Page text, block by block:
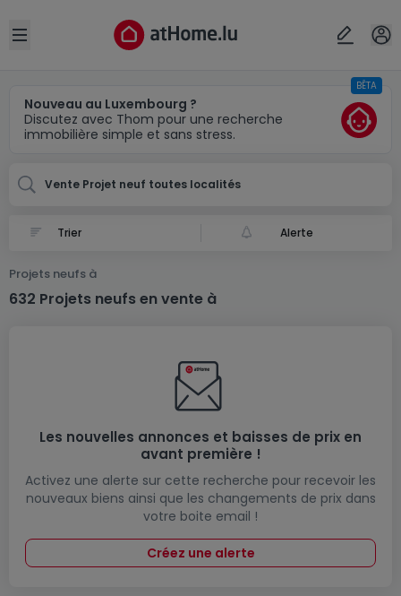
Open sidebar
Nouveau au Luxembourg ?
Discutez avec Thom pour une recherche
immobilière simple et sans stress.
BÊTA
Vente Projet neuf toutes localités
Alerte
Projets neufs à
632 Projets neufs en vente à
Les nouvelles annonces et baisses de prix en
avant première !
Activez une alerte sur cette recherche pour recevoir les
nouveaux biens ainsi que les changements de prix dans
votre boite email !
Créez une alerte
Localité(s)
Annuler OK